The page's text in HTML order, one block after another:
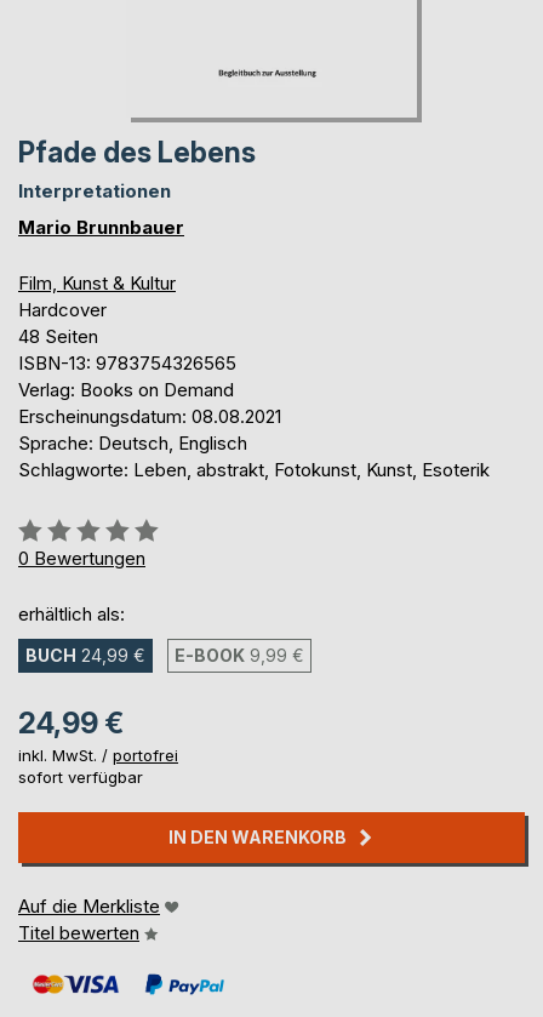
Pfade des Lebens
Interpretationen
Mario Brunnbauer
Film, Kunst & Kultur
Hardcover
48 Seiten
ISBN-13: 9783754326565
Verlag: Books on Demand
Erscheinungsdatum: 08.08.2021
Sprache: Deutsch, Englisch
Schlagworte: Leben, abstrakt, Fotokunst, Kunst, Esoterik
Bewertung::
0%
0 Bewertungen
erhältlich als:
BUCH 24,99 € E-BOOK 9,99 €
24,99 €
inkl. MwSt. / portofrei
sofort verfügbar
IN DEN WARENKORB
Auf die Merkliste
Titel bewerten